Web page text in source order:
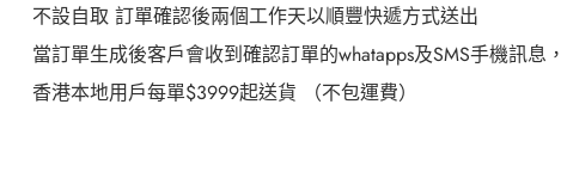
不設自取 訂單確認後兩個工作天以順豐快遞方式送出
當訂單生成後客戶會收到確認訂單的whatapps及SMS手機訊息
香港本地用戶每單$3999起送貨 （不包運費）